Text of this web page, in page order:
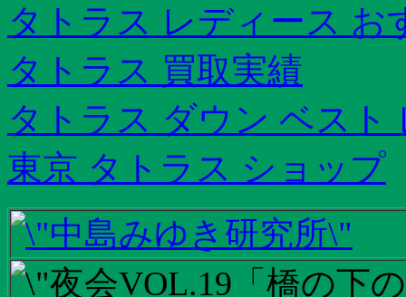
タトラス レディース お
タトラス 買取実績
タトラス ダウン ベスト
東京 タトラス ショップ